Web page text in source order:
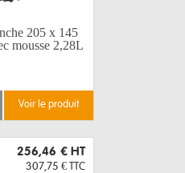
205 x 145
mousse 2,28L
voir le produit
256,46 € HT
307,75 € TTC